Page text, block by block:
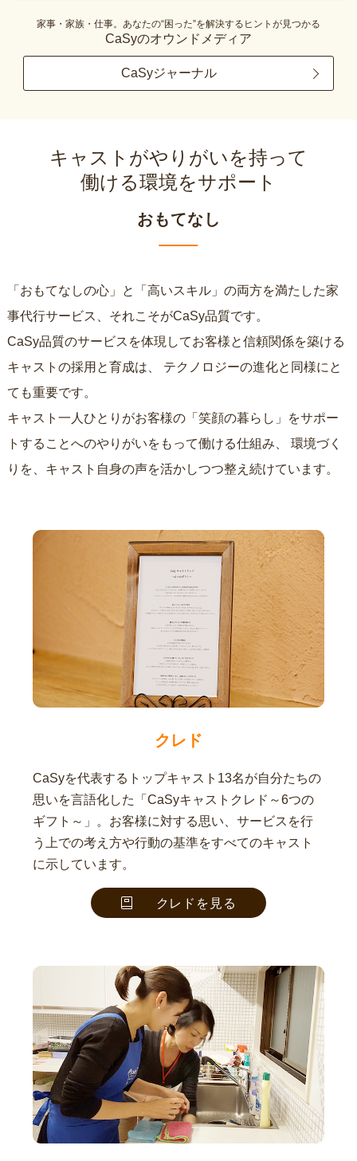
家事・家族・仕事。あなたの“困った”を解決するヒントが見つかる
CaSyのオウンドメディア
CaSyジャーナル
キャストがやりがいを持って
働ける環境をサポート
おもてなし
「おもてなしの心」と「高いスキル」の両方を満たした家
事代行サービス、それこそがCaSy品質です。
CaSy品質のサービスを体現してお客様と信頼関係を築ける
キャストの採用と育成は、
ても重要です。
キャスト一人ひとりがお客様の「笑顔の暮らし」をサポー
トすることへのやりがいをもって働ける仕組み、
りを、キャスト自身の声を活かしつつ整え続けています。
クレド
CaSyを代表するトップキャスト13名が自分たちの
思いを言語化した「CaSyキャストクレド～6つの
ギフト～」。お客様に対する思い、サービスを行
う上での考え方や行動の基準をすべてのキャスト
に示しています。
クレドを見る